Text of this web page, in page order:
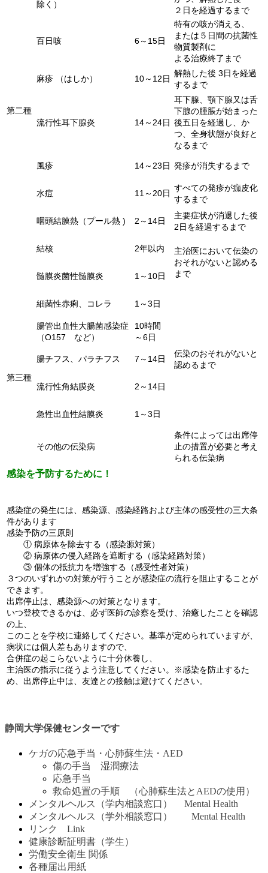
第二種
除く）
２日を経過するまで
百日咳 6～15日
特有の咳が消える、
または５日間の抗菌性
物質製剤に
よる治療終了まで
麻疹 （はしか） 10～12日
解熱した後 3日を経過
するまで
流行性耳下腺炎 14～24日
耳下腺、顎下腺又は舌
下腺の腫脹が始まった
後五日を経過し、 か
つ、全身状態が良好と
なるまで
風疹 14～23日 発疹が消失するまで
水痘 11～20日
すべての発疹が痂皮化
するまで
咽頭結膜熱（プール熱 ) 2～14日
主要症状が消退した後
2日を経過するまで
結核 2年以内
主治医において伝染の
おそれがないと認める
まで
髄膜炎菌性髄膜炎 1～10日
第三種
細菌性赤痢、コレラ 1～3日
伝染のおそれがないと
認めるまで
腸管出血性大腸菌感染症
（O157 など）
10時間
～6日
腸チフス、パラチフス 7～14日
流行性角結膜炎 2～14日
急性出血性結膜炎 1～3日
その他の伝染病
条件によっては出席停
止の措置が必要と考え
られる伝染病
感染を予防するために！
感染症の発生には、感染源、感染経路および主体の感受性の三大条
件があります
感染予防の三原則
① 病原体を除去する（感染源対策）
② 病原体の侵入経路を遮断する（感染経路対策）
③ 個体の抵抗力を増強する（感受性者対策）
３つのいずれかの対策が行うことが感染症の流行を阻止することが
できます。
出席停止は、感染源への対策となります。
いつ登校できるかは、必ず医師の診察を受け、治癒したことを確認
の上、
このことを学校に連絡してください。 基準が定められていますが、
病状には個人差もありますので、
合併症の起こらないように十分休養し、
主治医の指示に従うよう注意してください。
※感染を防止するた
め、出席停止中は、友達との接触は避けてください。
静岡大学保健センターです
ケガの応急手当・心肺蘇生法・AED
傷の手当 湿潤療法
応急手当
救命処置の手順 （心肺蘇生法とAEDの使用）
メンタルヘルス（学内相談窓口） Mental Health
メンタルヘルス（学外相談窓口） Mental Health
リンク Link
健康診断証明書（学生）
労働安全衛生 関係
各種届出用紙